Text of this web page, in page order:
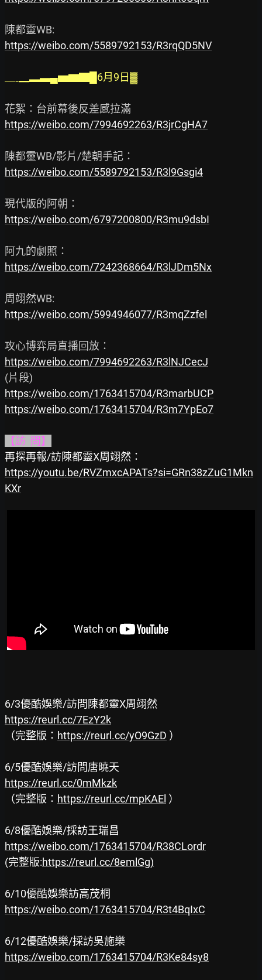
https://weibo.com/5589792153/R3rqQD5NV
＿ˍ▁▂▃▄▅▆▇█6月9日▓
https://weibo.com/7994692263/R3jrCgHA7
https://weibo.com/5589792153/R3l9Gsgi4
https://weibo.com/6797200800/R3mu9dsbI
https://weibo.com/7242368664/R3lJDm5Nx
https://weibo.com/5994946077/R3mqZzfel
https://weibo.com/7994692263/R3lNJCecJ
https://weibo.com/1763415704/R3marbUCP
https://weibo.com/1763415704/R3m7YpEo7
【訪  問】
https://youtu.be/RVZmxcAPATs?si=GRn38zZuG1Mkn
KXr
https://reurl.cc/7EzY2k
（完整版： https://reurl.cc/yO9GzD ）
https://reurl.cc/0mMkzk
（完整版： https://reurl.cc/mpKAEl ）
https://weibo.com/1763415704/R38CLordr
(完整版:https://reurl.cc/8emlGg)
https://weibo.com/1763415704/R3t4BqIxC
https://weibo.com/1763415704/R3Ke84sy8